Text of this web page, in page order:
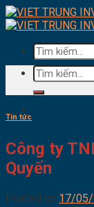
Skip
to
Tìm
kiếm:
Tìm
kiếm:
Tin tức
Công ty
Quyến
Posted on 17/